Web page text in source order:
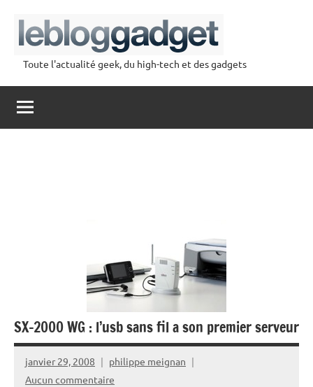
contenu
lebloggadget
Toute l'actualité geek, du high-tech et des gadgets
SX-2000 WG : l’usb sans fil a son premier serveur
janvier 29, 2008
philippe meignan
Aucun commentaire